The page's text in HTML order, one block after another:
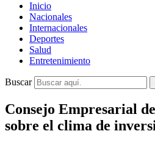
Inicio
Nacionales
Internacionales
Deportes
Salud
Entretenimiento
Buscar
Consejo Empresarial
sobre el clima de